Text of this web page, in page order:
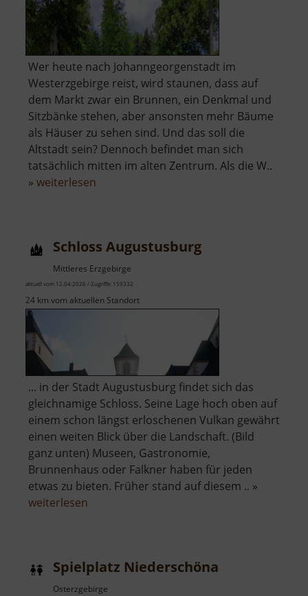
Wer heute nach Johanngeorgenstadt im
Westerzgebirge reist, wird staunen, dass auf
dem Markt zwar ein Brunnen, ein Denkmal und
Sitzbänke stehen, aber ansonsten mehr Bäume
als Häuser zu sehen sind. Und das soll die
Altstadt sein? Dennoch befindet man sich
tatsächlich mitten im alten Zentrum. Als die W..
» weiterlesen
Schloss Augustusburg
Mittleres Erzgebirge
aktuell vom 12.04.2026 / Zugriffe: 159332
24 km vom aktuellen Standort
... in der Stadt Augustusburg findet sich das
gleichnamige Schloss. Seine Lage hoch oben auf
einem schon längst erloschenen Vulkan gewährt
einen weiten Blick über die Landschaft. (Bild
ganz unten) Museen, Gastronomie,
Brunnenhaus oder Falkner haben für jeden
etwas zu bieten. Früher stand auf diesem .. »
weiterlesen
Spielplatz Niederschöna
Osterzgebirge